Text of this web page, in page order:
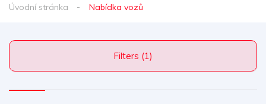
Úvodní stránka Nabídka vozů
Filters (1)